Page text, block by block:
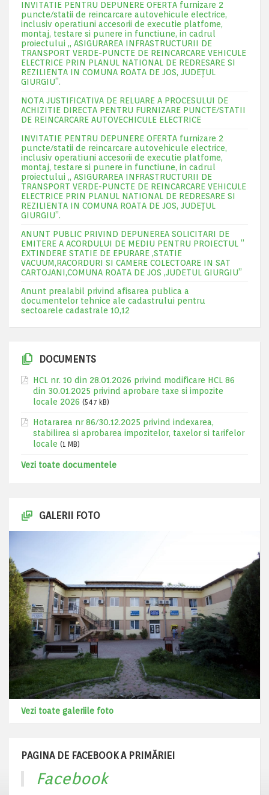
INVITATIE PENTRU DEPUNERE OFERTA furnizare 2
puncte/statii de reincarcare autovehicule electrice,
inclusiv operatiuni accesorii de executie platfome,
montaj, testare si punere in functiune, in cadrul
proiectului „ ASIGURAREA INFRASTRUCTURII DE
TRANSPORT VERDE-PUNCTE DE REINCARCARE VEHICULE
ELECTRICE PRIN PLANUL NATIONAL DE REDRESARE SI
REZILIENTA IN COMUNA ROATA DE JOS, JUDEŢUL
GIURGIU”.
NOTA JUSTIFICATIVA DE RELUARE A PROCESULUI DE
ACHIZITIE DIRECTA PENTRU FURNIZARE PUNCTE/STATII
DE REINCARCARE AUTOVECHICULE ELECTRICE
INVITATIE PENTRU DEPUNERE OFERTA furnizare 2
puncte/statii de reincarcare autovehicule electrice,
inclusiv operatiuni accesorii de executie platfome,
montaj, testare si punere in functiune, in cadrul
proiectului „ ASIGURAREA INFRASTRUCTURII DE
TRANSPORT VERDE-PUNCTE DE REINCARCARE VEHICULE
ELECTRICE PRIN PLANUL NATIONAL DE REDRESARE SI
REZILIENTA IN COMUNA ROATA DE JOS, JUDEŢUL
GIURGIU”.
ANUNT PUBLIC PRIVIND DEPUNEREA SOLICITARI DE
EMITERE A ACORDULUI DE MEDIU PENTRU PROIECTUL ”
EXTINDERE STATIE DE EPURARE ,STATIE
VACUUM,RACORDURI SI CAMERE COLECTOARE IN SAT
CARTOJANI,COMUNA ROATA DE JOS ,JUDETUL GIURGIU”
Anunt prealabil privind afisarea publica a
documentelor tehnice ale cadastrului pentru
sectoarele cadastrale 10,12
DOCUMENTS
HCL nr. 10 din 28.01.2026 privind modificare HCL 86
din 30.01.2025 privind aprobare taxe si impozite
locale 2026 (547 kB)
Hotararea nr 86/30.12.2025 privind indexarea,
stabilirea si aprobarea impozitelor, taxelor si tarifelor
locale (1 MB)
Vezi toate documentele
GALERII FOTO
Vezi toate galeriile foto
PAGINA DE FACEBOOK A PRIMĂRIEI
Facebook